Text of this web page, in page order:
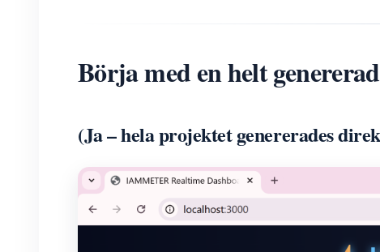
Börja med en helt
(Ja – hela projektet genererades